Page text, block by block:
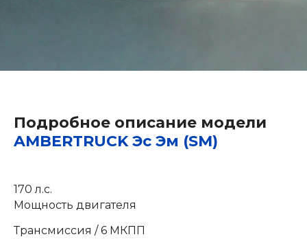
Подробное описание модели
AMBERTRUCK Эс Эм (SM)
170 л.с.
Мощность двигателя
Трансмиссия / 6 МКПП